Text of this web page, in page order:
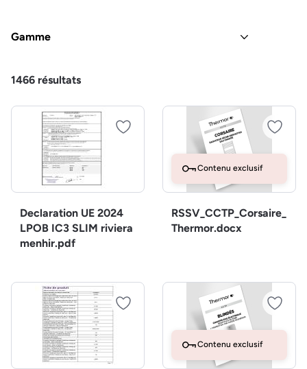
Gamme
1466 résultats
Declaration UE 2024
LPOB IC3 SLIM riviera
menhir.pdf
Contenu exclusif
RSSV_CCTP_Corsaire_
Thermor.docx
Contenu exclusif